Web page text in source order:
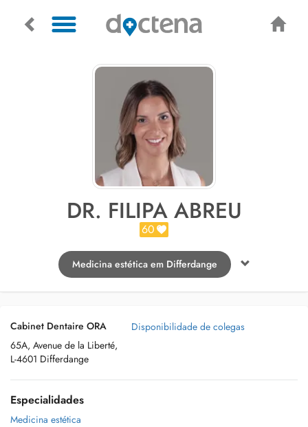
DR. FILIPA ABREU
60
Medicina estética em Differdange
Cabinet Dentaire ORA
65A, Avenue de la Liberté,
L-4601 Differdange
Disponibilidade de colegas
Especialidades
Medicina estética